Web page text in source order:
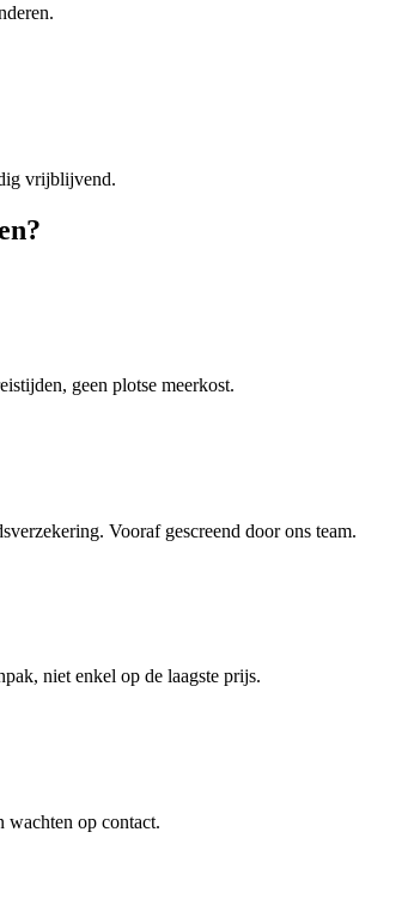
vrijblijvend.
?
geen plotse meerkost.
Vooraf gescreend door ons team.
niet enkel op de laagste prijs.
wachten op contact.